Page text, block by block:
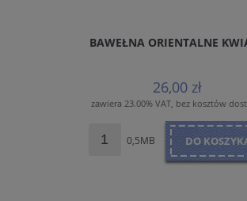
BAWEŁNA ORIENTALNE
26,00 zł
zawiera 23.00% VAT, bez kosztów
0,5MB DO